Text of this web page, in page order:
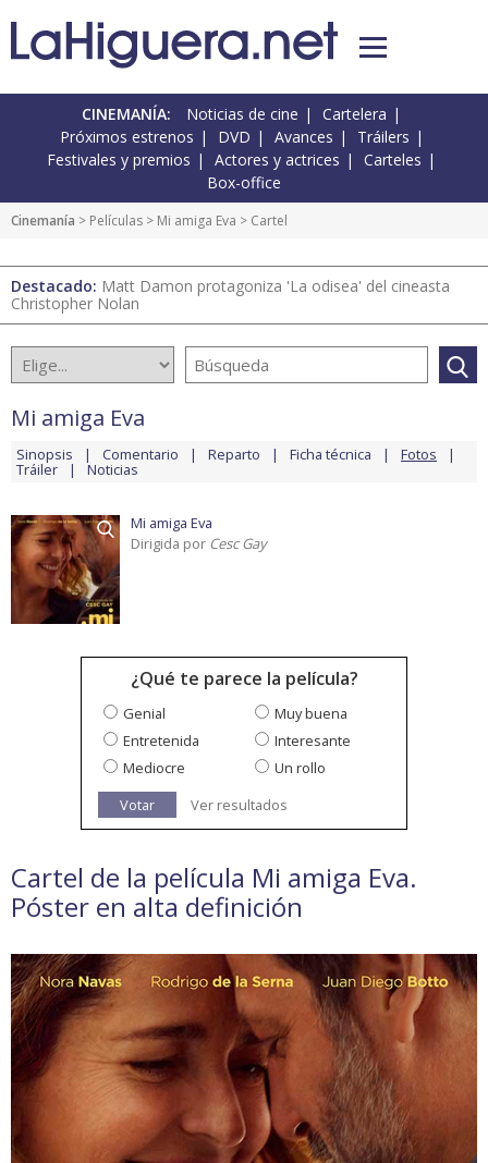
CINEMANÍA: Noticias de cine
Cartelera
Próximos estrenos
DVD Avances
Tráilers
Festivales y premios
Actores y actrices
Carteles
Box-office
Cinemanía > Películas > Mi amiga Eva > Cartel
Destacado: Matt Damon protagoniza 'La odisea' del cineasta
Christopher Nolan
Mi amiga Eva
Sinopsis Comentario Reparto Ficha técnica Fotos
Tráiler Noticias
Mi amiga Eva
Dirigida por Cesc Gay
¿Qué te parece la película?
Genial
Muy buena
Entretenida
Interesante
Mediocre
Un rollo
Votar
Ver resultados
Cartel de la película Mi amiga Eva.
Póster en alta definición